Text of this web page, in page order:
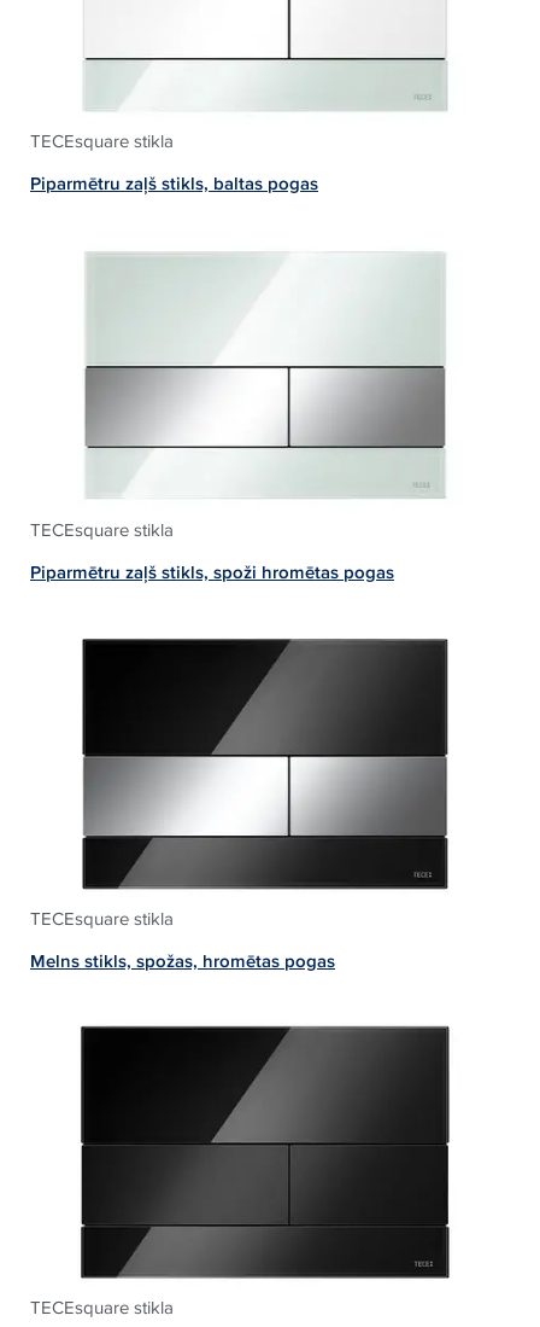
TECEsquare stikla
Piparmētru zaļš stikls, baltas pogas
TECEsquare stikla
Piparmētru zaļš stikls, spoži hromētas pogas
TECEsquare stikla
Melns stikls, spožas, hromētas pogas
TECEsquare stikla